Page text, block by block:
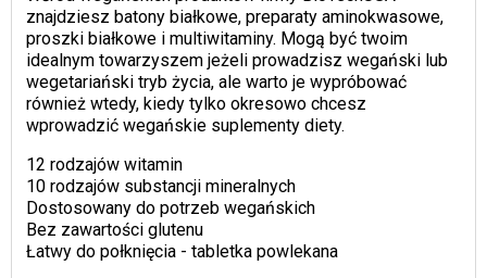
znajdziesz batony białkowe, preparaty aminokwasowe,
proszki białkowe i multiwitaminy. Mogą być twoim
idealnym towarzyszem jeżeli prowadzisz wegański lub
wegetariański tryb życia, ale warto je wypróbować
również wtedy, kiedy tylko okresowo chcesz
wprowadzić wegańskie suplementy diety.
12 rodzajów witamin
10 rodzajów substancji mineralnych
Dostosowany do potrzeb wegańskich
Bez zawartości glutenu
Łatwy do połknięcia - tabletka powlekana